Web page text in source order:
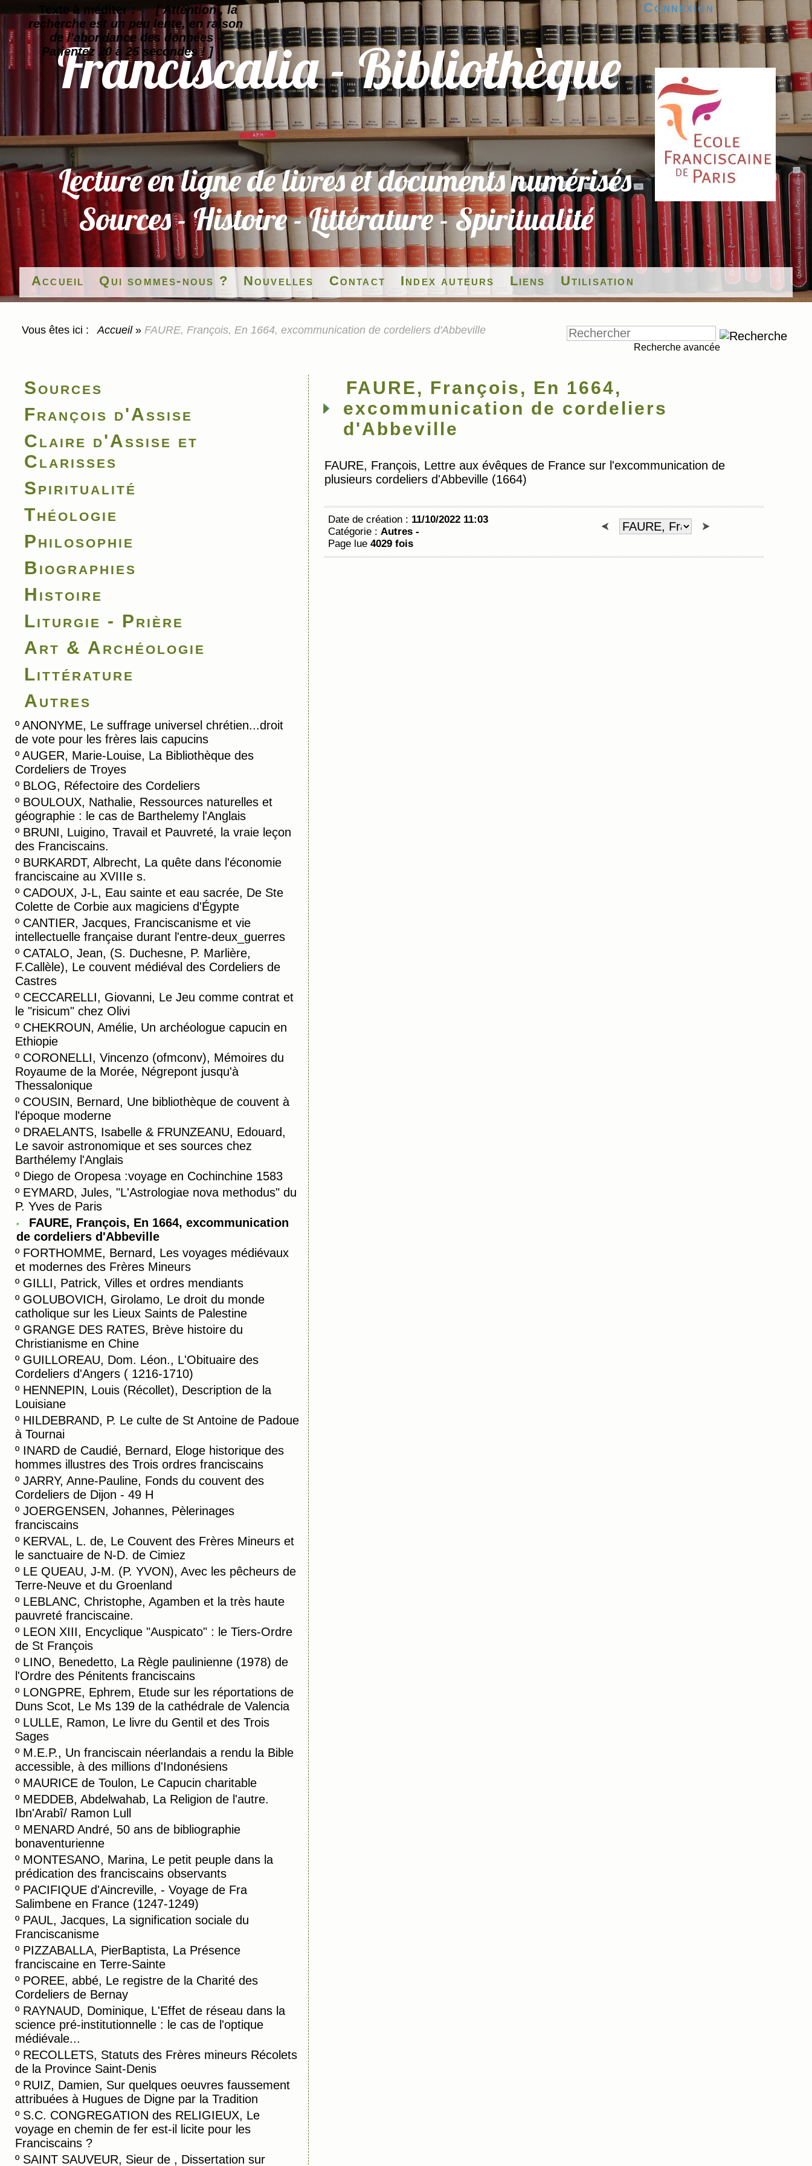
Texte à méditer :
[ Attention , la
recherche est un peu lente, en raison
de l'abondance des données -
Patientez 20 à 25 secondes ! ]
Accueil
Connexion
Qui sommes-nous ? Nouvelles Contact Index auteurs Liens Utilisation
Vous êtes ici : Accueil » FAURE, François, En 1664, excommunication de cordeliers d'Abbeville
Recherche avancée
Sources
François d'Assise
Claire d'Assise et
Clarisses
Spiritualité
Théologie
Philosophie
Biographies
Histoire
Liturgie - Prière
Art & Archéologie
Littérature
Autres
º ANONYME, Le suffrage universel chrétien...droit
de vote pour les frères lais capucins
º AUGER, Marie-Louise, La Bibliothèque des
Cordeliers de Troyes
º BLOG, Réfectoire des Cordeliers
º BOULOUX, Nathalie, Ressources naturelles et
géographie : le cas de Barthelemy l'Anglais
º BRUNI, Luigino, Travail et Pauvreté, la vraie leçon
des Franciscains.
º BURKARDT, Albrecht, La quête dans l'économie
franciscaine au XVIIIe s.
º CADOUX, J-L, Eau sainte et eau sacrée, De Ste
Colette de Corbie aux magiciens d'Égypte
º CANTIER, Jacques, Franciscanisme et vie
intellectuelle française durant l'entre-deux_guerres
º CATALO, Jean, (S. Duchesne, P. Marlière,
F.Callèle), Le couvent médiéval des Cordeliers de
Castres
º CECCARELLI, Giovanni, Le Jeu comme contrat et
le "risicum" chez Olivi
º CHEKROUN, Amélie, Un archéologue capucin en
Ethiopie
º CORONELLI, Vincenzo (ofmconv), Mémoires du
Royaume de la Morée, Négrepont jusqu'à
Thessalonique
º COUSIN, Bernard, Une bibliothèque de couvent à
l'époque moderne
º DRAELANTS, Isabelle & FRUNZEANU, Edouard,
Le savoir astronomique et ses sources chez
Barthélemy l'Anglais
º Diego de Oropesa :voyage en Cochinchine 1583
º EYMARD, Jules, "L'Astrologiae nova methodus" du
P. Yves de Paris
FAURE, François, En 1664, excommunication
de cordeliers d'Abbeville
º FORTHOMME, Bernard, Les voyages médiévaux
et modernes des Frères Mineurs
º GILLI, Patrick, Villes et ordres mendiants
º GOLUBOVICH, Girolamo, Le droit du monde
catholique sur les Lieux Saints de Palestine
º GRANGE DES RATES, Brève histoire du
Christianisme en Chine
º GUILLOREAU, Dom. Léon., L'Obituaire des
Cordeliers d'Angers ( 1216-1710)
º HENNEPIN, Louis (Récollet), Description de la
Louisiane
º HILDEBRAND, P. Le culte de St Antoine de Padoue
à Tournai
º INARD de Caudié, Bernard, Eloge historique des
hommes illustres des Trois ordres franciscains
º JARRY, Anne-Pauline, Fonds du couvent des
Cordeliers de Dijon - 49 H
º JOERGENSEN, Johannes, Pèlerinages
franciscains
º KERVAL, L. de, Le Couvent des Frères Mineurs et
le sanctuaire de N-D. de Cimiez
º LE QUEAU, J-M. (P. YVON), Avec les pêcheurs de
Terre-Neuve et du Groenland
º LEBLANC, Christophe, Agamben et la très haute
pauvreté franciscaine.
º LEON XIII, Encyclique "Auspicato" : le Tiers-Ordre
de St François
º LINO, Benedetto, La Règle paulinienne (1978) de
l'Ordre des Pénitents franciscains
º LONGPRE, Ephrem, Etude sur les réportations de
Duns Scot, Le Ms 139 de la cathédrale de Valencia
º LULLE, Ramon, Le livre du Gentil et des Trois
Sages
º M.E.P., Un franciscain néerlandais a rendu la Bible
accessible, à des millions d'Indonésiens
º MAURICE de Toulon, Le Capucin charitable
º MEDDEB, Abdelwahab, La Religion de l'autre.
Ibn'Arabî/ Ramon Lull
º MENARD André, 50 ans de bibliographie
bonaventurienne
º MONTESANO, Marina, Le petit peuple dans la
prédication des franciscains observants
º PACIFIQUE d'Aincreville, - Voyage de Fra
Salimbene en France (1247-1249)
º PAUL, Jacques, La signification sociale du
Franciscanisme
º PIZZABALLA, PierBaptista, La Présence
franciscaine en Terre-Sainte
º POREE, abbé, Le registre de la Charité des
Cordeliers de Bernay
º RAYNAUD, Dominique, L'Effet de réseau dans la
science pré-institutionnelle : le cas de l'optique
médiévale...
º RECOLLETS, Statuts des Frères mineurs Récolets
de la Province Saint-Denis
º RUIZ, Damien, Sur quelques oeuvres faussement
attribuées à Hugues de Digne par la Tradition
º S.C. CONGREGATION des RELIGIEUX, Le
voyage en chemin de fer est-il licite pour les
Franciscains ?
º SAINT SAUVEUR, Sieur de , Dissertation sur
FAURE, François, En 1664,
excommunication de cordeliers
d'Abbeville
FAURE, François, Lettre aux évêques de France sur l'excommunication de
plusieurs cordeliers d'Abbeville (1664)
Date de création : 11/10/2022 11:03
Catégorie : Autres -
Page lue 4029 fois